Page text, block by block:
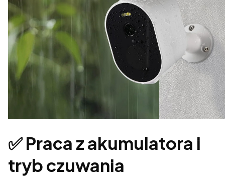
✅ Praca z akumulatora i
tryb czuwania